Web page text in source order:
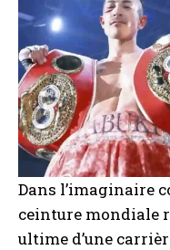
Dans l’imaginaire
ceinture mondiale
ultime d’une